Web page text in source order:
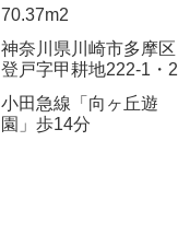
70.37m2
神奈川県川崎市多摩区
登戸字甲耕地222-1・2
小田急線「向ヶ丘遊
園」歩14分